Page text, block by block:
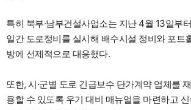
특히 북부·남부건설사업소는 지난 4월 13일부
일간 도로정비를 실시해 배수시설 정비와 포트
방에 선제적으로 대응했다.
또한, 시·군별 도로 긴급보수 단가계약 업체를
용할 수 있도록 우기 대비 매뉴얼을 마련하고